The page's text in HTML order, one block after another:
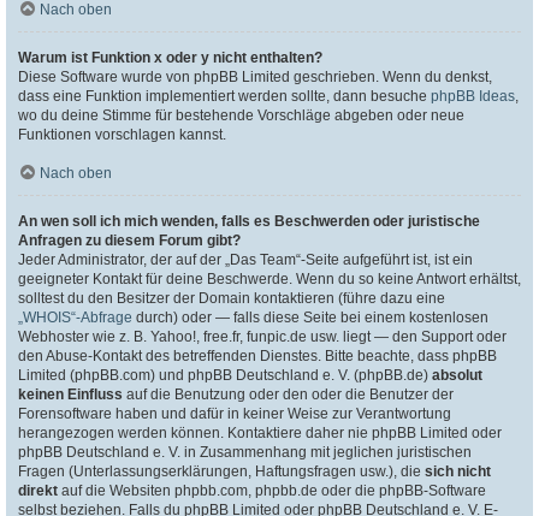
Nach oben
Warum ist Funktion x oder y nicht enthalten?
Diese Software wurde von phpBB Limited geschrieben. Wenn du denkst,
dass eine Funktion implementiert werden sollte, dann besuche phpBB Ideas,
wo du deine Stimme für bestehende Vorschläge abgeben oder neue
Funktionen vorschlagen kannst.
Nach oben
An wen soll ich mich wenden, falls es Beschwerden oder juristische
Anfragen zu diesem Forum gibt?
Jeder Administrator, der auf der „Das Team“-Seite aufgeführt ist, ist ein
geeigneter Kontakt für deine Beschwerde. Wenn du so keine Antwort erhältst,
solltest du den Besitzer der Domain kontaktieren (führe dazu eine
„WHOIS“-Abfrage durch) oder — falls diese Seite bei einem kostenlosen
Webhoster wie z. B. Yahoo!, free.fr, funpic.de usw. liegt — den Support oder
den Abuse-Kontakt des betreffenden Dienstes. Bitte beachte, dass phpBB
Limited (phpBB.com) und phpBB Deutschland e. V. (phpBB.de) absolut
keinen Einfluss auf die Benutzung oder den oder die Benutzer der
Forensoftware haben und dafür in keiner Weise zur Verantwortung
herangezogen werden können. Kontaktiere daher nie phpBB Limited oder
phpBB Deutschland e. V. in Zusammenhang mit jeglichen juristischen
Fragen (Unterlassungserklärungen, Haftungsfragen usw.), die sich nicht
direkt auf die Websiten phpbb.com, phpbb.de oder die phpBB-Software
selbst beziehen. Falls du phpBB Limited oder phpBB Deutschland e. V. E-